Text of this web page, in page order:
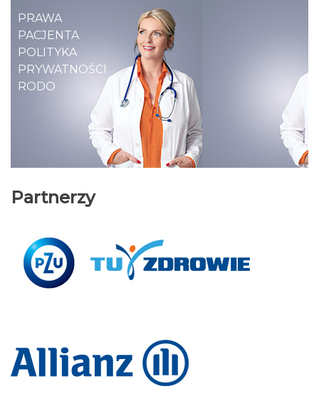
PRAWA
PACJENTA
POLITYKA
PRYWATNOŚCI
RODO
Partnerzy